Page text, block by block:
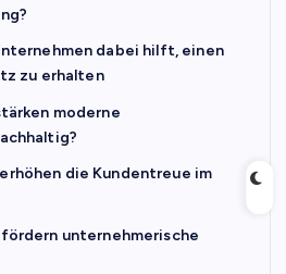
dabei hilft, einen
zu erhalten
moderne
die Kundentreue im
unternehmerische